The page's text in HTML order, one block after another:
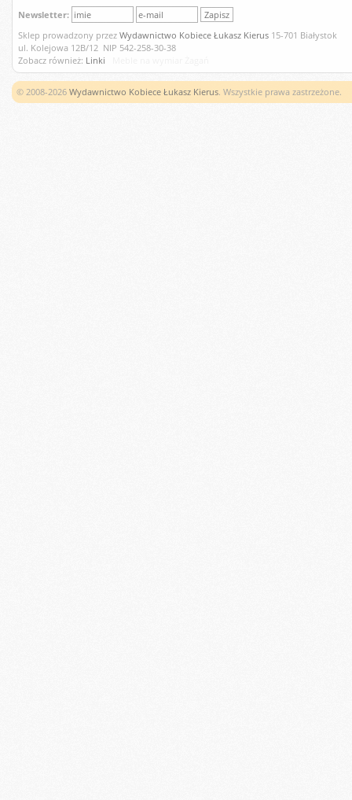
Newsletter:
Sklep prowadzony przez Wydawnictwo Kobiece Łukasz Kierus 15-701 Białystok
ul. Kolejowa 12B/12 NIP 542-258-30-38
Zobacz również: Linki
© 2008-2026 Wydawnictwo Kobiece Łukasz Kierus. Wszystkie prawa zastrzeżone.